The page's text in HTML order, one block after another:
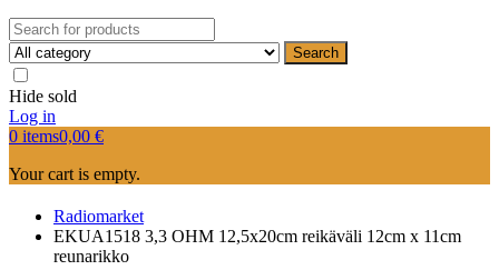
Search
Hide sold
Log in
0 items0,00 €
Your cart is empty.
Radiomarket
EKUA1518 3,3 OHM 12,5x20cm reikäväli 12cm x 11cm
reunarikko